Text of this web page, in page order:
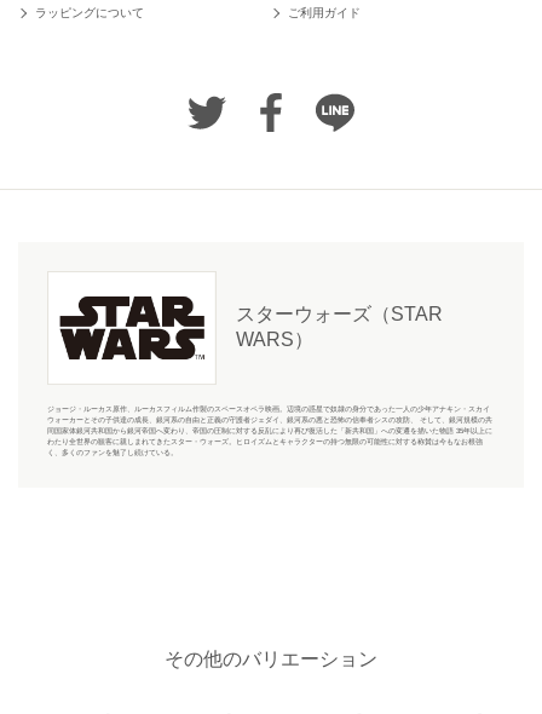
ラッピングについて ご利用ガイド
スターウォーズ（STAR
WARS）
ジョージ・ルーカス原作、ルーカスフィルム作製のスペースオペラ映画。辺境の惑星で奴隷の身分であった一人の少年アナキン・スカイ
ウォーカーとその子供達の成長、銀河系の自由と正義の守護者ジェダイ、銀河系の悪と恐怖の信奉者シスの攻防、 そして、銀河規模の共
同国家体銀河共和国から銀河帝国へ変わり、帝国の圧制に対する反乱により再び復活した「新共和国」への変遷を描いた物語 35年以上に
わたり全世界の観客に親しまれてきたスター・ウォーズ。ヒロイズムとキャラクターの持つ無限の可能性に対する称賛は今もなお根強
く、多くのファンを魅了し続けている。
その他のバリエーション